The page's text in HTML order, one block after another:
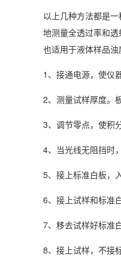
以上几种方法都是
地测量全透过率和
也适用于液体样品浊
1、接通电源，使仪
2、测量试样厚度。
3、调节零点，使积
4、当光线无阻挡时
5、接上标准白板，
6、接上试样和标准
7、移去试样好标准
8、接上试样，不接